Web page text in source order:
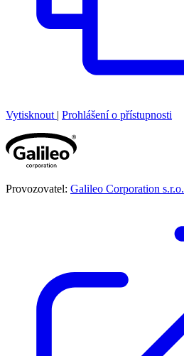
Vytisknout | Prohlášení o přístupnosti
Provozovatel: Galileo Corporation s.r.o.